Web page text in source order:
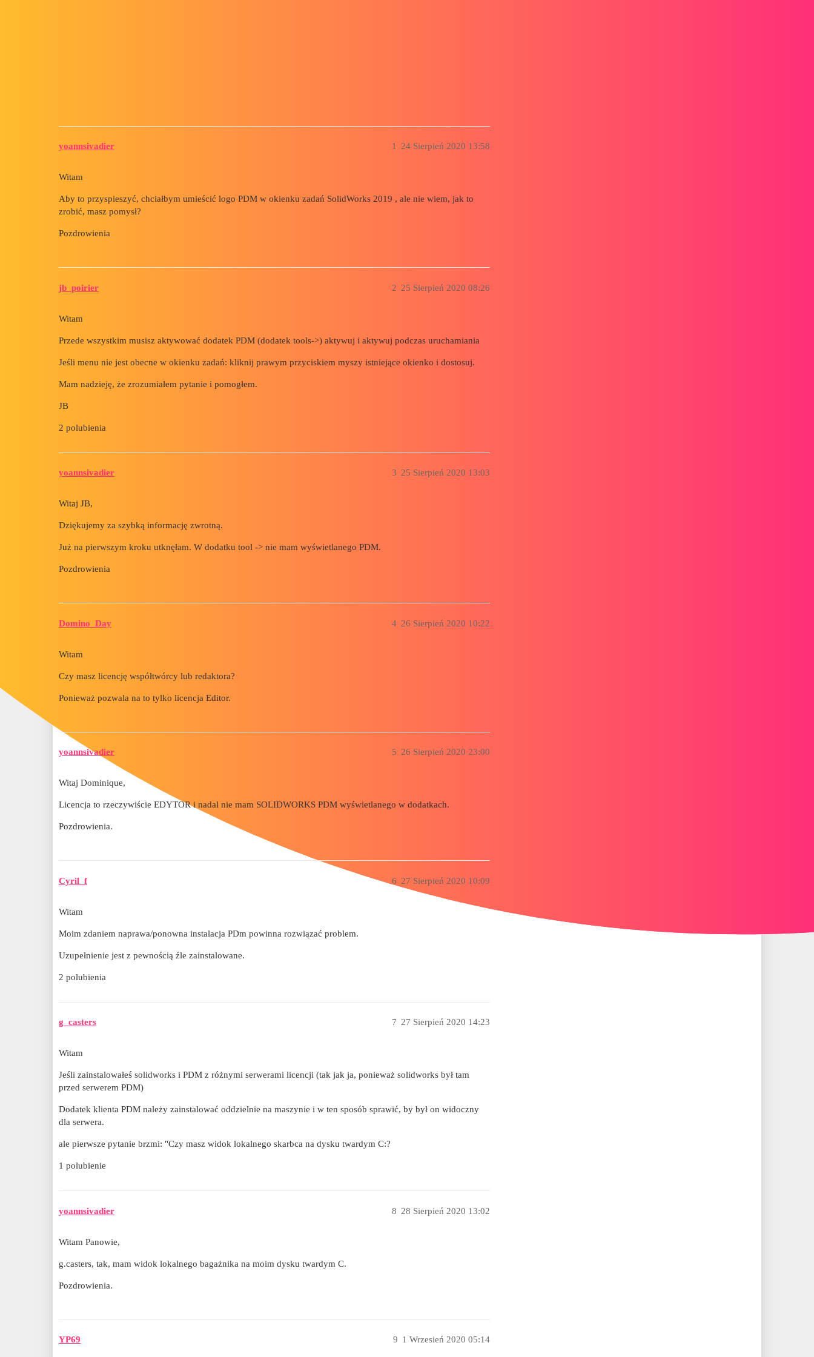
yoannsivadier 24 Sierpień 2020 13:58
1
Witam
Aby to przyspieszyć, chciałbym umieścić logo PDM w okienku zadań SolidWorks 2019 , ale nie wiem, jak to
zrobić, masz pomysł?
Pozdrowienia
jb_poirier 25 Sierpień 2020 08:26
2
Witam
Przede wszystkim musisz aktywować dodatek PDM (dodatek tools->) aktywuj i aktywuj podczas uruchamiania
Jeśli menu nie jest obecne w okienku zadań: kliknij prawym przyciskiem myszy istniejące okienko i dostosuj.
Mam nadzieję, że zrozumiałem pytanie i pomogłem.
JB
2 polubienia
yoannsivadier 25 Sierpień 2020 13:03
3
Witaj JB,
Dziękujemy za szybką informację zwrotną.
Już na pierwszym kroku utknęłam. W dodatku tool -> nie mam wyświetlanego PDM.
Pozdrowienia
Domino_Day 26 Sierpień 2020 10:22
4
Witam
Czy masz licencję współtwórcy lub redaktora?
Ponieważ pozwala na to tylko licencja Editor.
yoannsivadier 26 Sierpień 2020 23:00
5
Witaj Dominique,
Licencja to rzeczywiście EDYTOR i nadal nie mam SOLIDWORKS PDM wyświetlanego w dodatkach.
Pozdrowienia.
Cyril_f 27 Sierpień 2020 10:09
6
Witam
Moim zdaniem naprawa/ponowna instalacja PDm powinna rozwiązać problem.
Uzupełnienie jest z pewnością źle zainstalowane.
2 polubienia
g_casters 27 Sierpień 2020 14:23
7
Witam
Jeśli zainstalowałeś solidworks i PDM z różnymi serwerami licencji (tak jak ja, ponieważ solidworks był tam
przed serwerem PDM)
Dodatek klienta PDM należy zainstalować oddzielnie na maszynie i w ten sposób sprawić, by był on widoczny
dla serwera.
ale pierwsze pytanie brzmi: "Czy masz widok lokalnego skarbca na dysku twardym C:?
1 polubienie
yoannsivadier 28 Sierpień 2020 13:02
8
Witam Panowie,
g.casters, tak, mam widok lokalnego bagażnika na moim dysku twardym C.
Pozdrowienia.
YP69 1 Wrzesień 2020 05:14
9